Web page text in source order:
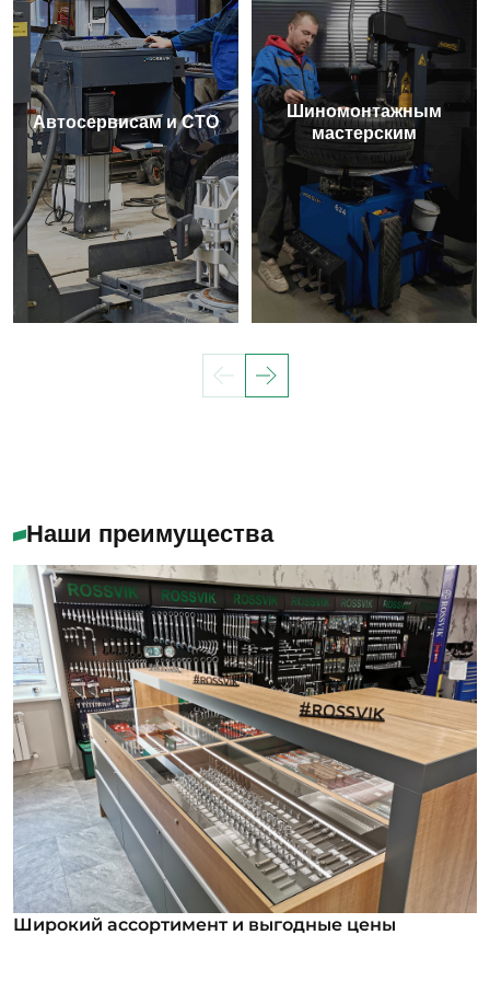
Автосервисам и СТО
Шиномонтажным
мастерским
Наши преимущества
Широкий ассортимент и выгодные цены